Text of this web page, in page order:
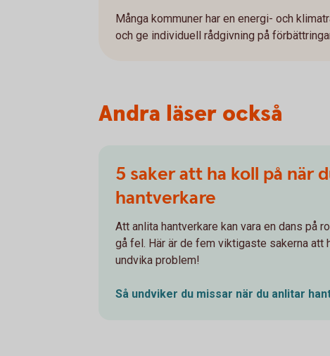
Många kommuner har en energi- och
och ge individuell rådgivning på
Andra läser också
5 saker att ha koll på när
hantverkare
Att anlita hantverkare kan vara en dans på
gå fel. Här är de fem viktigaste sakerna att
undvika problem!
Så undviker du missar när du anlitar